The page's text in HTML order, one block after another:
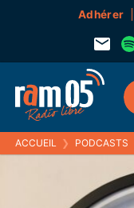
Adhérer
ACCUEIL ❯ PODCASTS